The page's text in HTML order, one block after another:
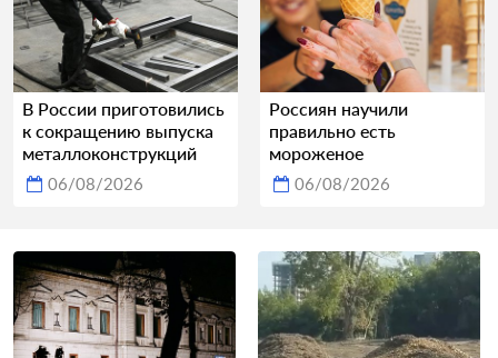
В России приготовились
к сокращению выпуска
металлоконструкций
06/08/2026
Россиян научили
правильно есть
мороженое
06/08/2026